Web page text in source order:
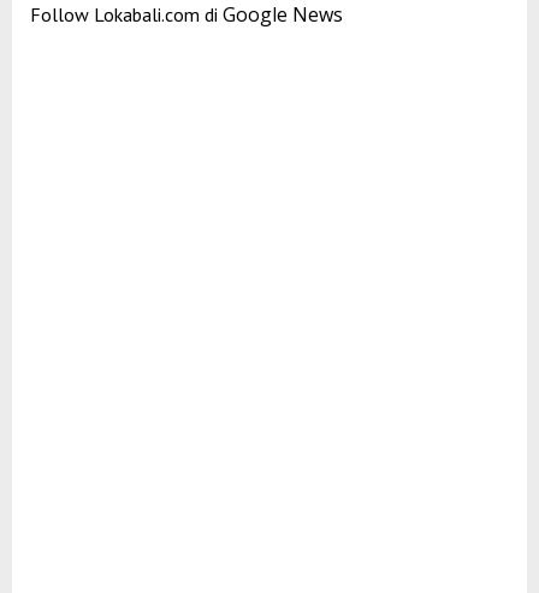
Follow Lokabali.com di Google News